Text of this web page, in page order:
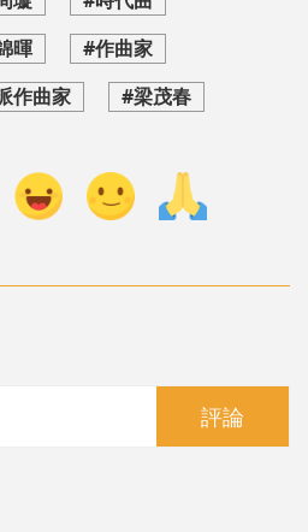
暉
#作曲家
作曲家 #梁茂春
評論